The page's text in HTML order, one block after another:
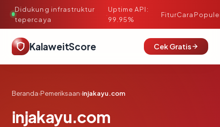
Didukung infrastruktur
tepercaya
·
Uptime API:
99.95%
FiturCara
KalaweitScore Cek Gratis
Beranda›Pemeriksaan›injakayu.com
injakayu.com